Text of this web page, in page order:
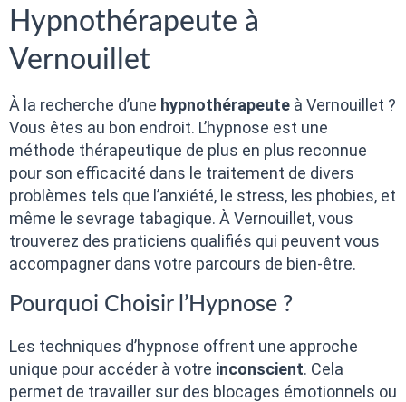
Hypnothérapeute à
Vernouillet
À la recherche d’une hypnothérapeute à Vernouillet ?
Vous êtes au bon endroit. L’hypnose est une
méthode thérapeutique de plus en plus reconnue
pour son efficacité dans le traitement de divers
problèmes tels que l’anxiété, le stress, les phobies, et
même le sevrage tabagique. À Vernouillet, vous
trouverez des praticiens qualifiés qui peuvent vous
accompagner dans votre parcours de bien-être.
Pourquoi Choisir l’Hypnose ?
Les techniques d’hypnose offrent une approche
unique pour accéder à votre inconscient. Cela
permet de travailler sur des blocages émotionnels ou